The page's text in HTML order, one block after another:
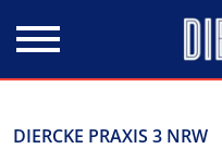
DIERCKE PRAXIS 3 NRW